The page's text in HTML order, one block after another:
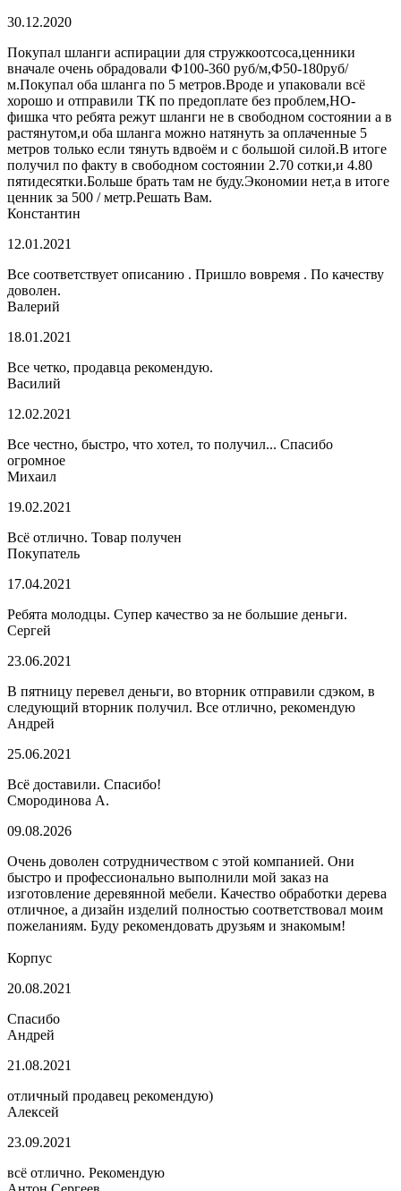
30.12.2020
Покупал шланги аспирации для стружкоотсоса,ценники
вначале очень обрадовали Ф100-360 руб/м,Ф50-180руб/
м.Покупал оба шланга по 5 метров.Вроде и упаковали всё
хорошо и отправили ТК по предоплате без проблем,НО-
фишка что ребята режут шланги не в свободном состоянии а в
растянутом,и оба шланга можно натянуть за оплаченные 5
метров только если тянуть вдвоём и с большой силой.В итоге
получил по факту в свободном состоянии 2.70 сотки,и 4.80
пятидесятки.Больше брать там не буду.Экономии нет,а в итоге
ценник за 500 / метр.Решать Вам.
Константин
12.01.2021
Все соответствует описанию . Пришло вовремя . По качеству
доволен.
Валерий
18.01.2021
Все четко, продавца рекомендую.
Василий
12.02.2021
Все честно, быстро, что хотел, то получил... Спасибо
огромное
Михаил
19.02.2021
Всё отлично. Товар получен
Покупатель
17.04.2021
Ребята молодцы. Супер качество за не большие деньги.
Сергей
23.06.2021
В пятницу перевел деньги, во вторник отправили сдэком, в
следующий вторник получил. Все отлично, рекомендую
Андрей
25.06.2021
Всё доставили. Спасибо!
Смородинова А.
09.08.2026
Очень доволен сотрудничеством с этой компанией. Они
быстро и профессионально выполнили мой заказ на
изготовление деревянной мебели. Качество обработки дерева
отличное, а дизайн изделий полностью соответствовал моим
пожеланиям. Буду рекомендовать друзьям и знакомым!
Корпус
20.08.2021
Спасибо
Андрей
21.08.2021
отличный продавец рекомендую)
Алексей
23.09.2021
всё отлично. Рекомендую